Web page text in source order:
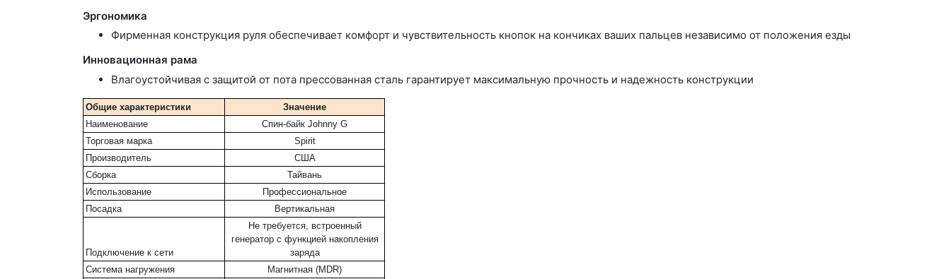
Эргономика
Фирменная конструкция руля обеспечивает комфорт и чувствительность кнопок на кончиках ваших пальцев независимо от положения езды
Инновационная рама
Влагоустойчивая с защитой от пота прессованная сталь гарантирует максимальную прочность и надежность конструкции
Общие характеристики
Значение
Наименование
Спин-байк Johnny G
Торговая марка
Spirit
Производитель
США
Сборка
Тайвань
Использование
Профессиональное
Посадка
Вертикальная
Подключение к сети
Не требуется, встроенный
генератор с функцией накопления
заряда
Система нагружения
Магнитная (MDR)